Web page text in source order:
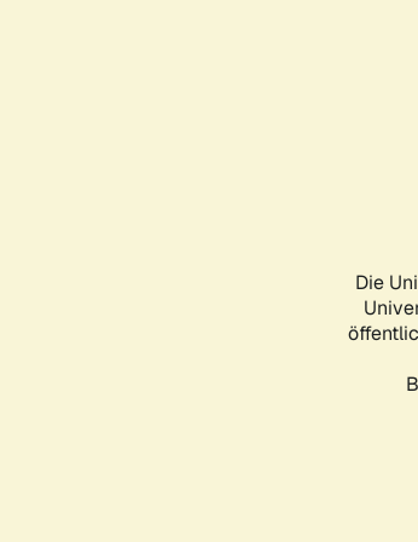
Die